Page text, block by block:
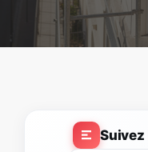
Suivez